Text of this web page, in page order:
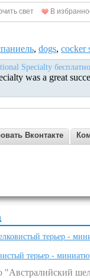
свет В
, dogs, cocker
Specialty
was a great
Вконтакте
терьер -
терьер -
"Австралийский